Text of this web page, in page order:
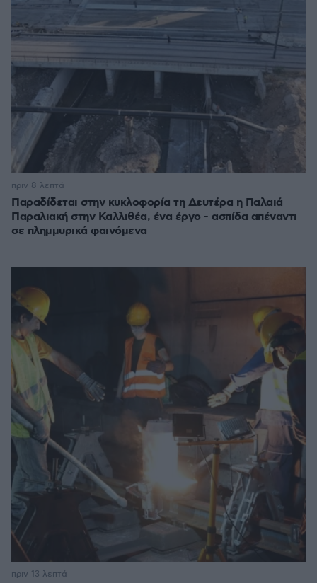
Παραδίδεται στην κυκλοφορία τη Δευτέρα η Παλαιά
Παραλιακή στην Καλλιθέα, ένα έργο - ασπίδα απέναντι
σε πλημμυρικά φαινόμενα
πριν 8 λεπτά
πριν 13 λεπτά